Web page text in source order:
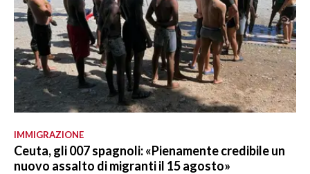
IMMIGRAZIONE
Ceuta, gli 007 spagnoli: «Pienamente credibile un
nuovo assalto di migranti il 15 agosto»